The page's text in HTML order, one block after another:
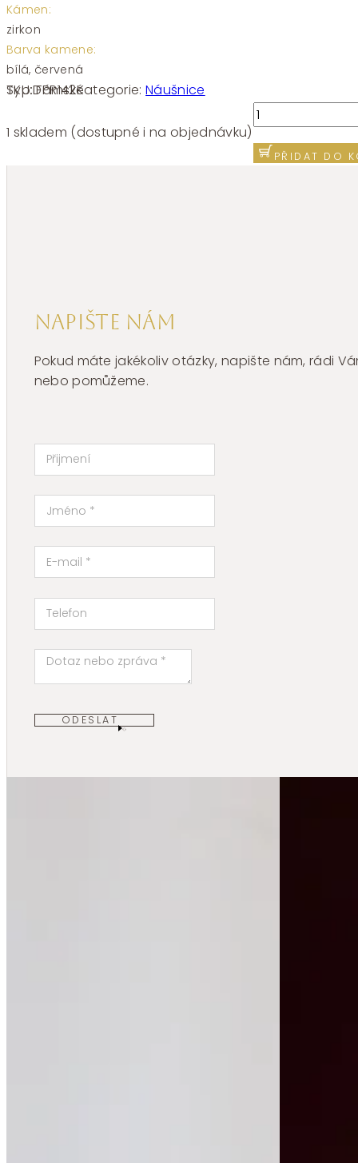
Kámen:
zirkon
Barva kamene:
bílá, červená
SKU:FPR142Kategorie:Náušnice
Typ:Dámské
1 skladem (dostupné i na objednávku)
Náušnice
Brosway
Fancy
Passion
PŘIDAT DO
Napište nám
Pokud máte jakékoliv otázky, napište nám, rádi
nebo pomůžeme.
ODESLAT